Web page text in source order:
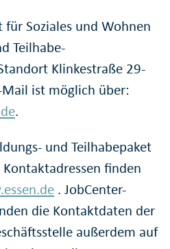
Soziales und Wohnen
Teilhabe-
Klinkestraße 29-
ist möglich über:
.
und Teilhabepaket
finden
. JobCenter-
die Kontaktdaten der
außerdem auf